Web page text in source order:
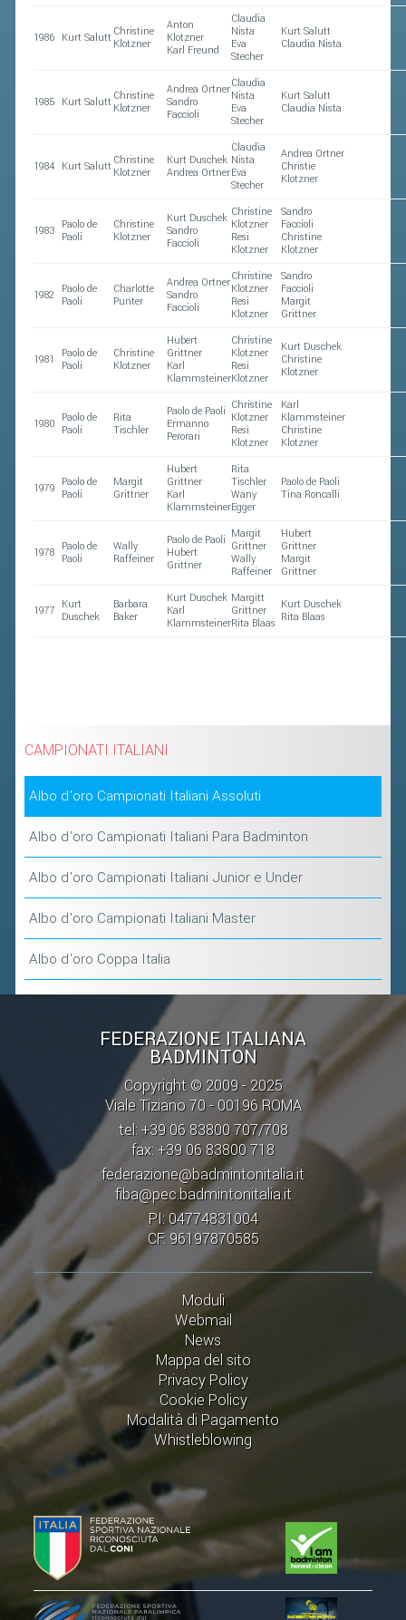
1986 Kurt Salutt Christine
Klotzner
Anton
Klotzner
Karl Freund
Claudia
Nista
Eva
Stecher
Kurt Salutt
Claudia Nista
1985 Kurt Salutt Christine
Klotzner
Andrea Ortner
Sandro
Faccioli
Claudia
Nista
Eva
Stecher
Kurt Salutt
Claudia Nista
1984 Kurt Salutt Christine
Klotzner
Kurt Duschek
Andrea Ortner
Claudia
Nista
Eva
Stecher
Andrea Ortner
Christie
Klotzner
1983 Paolo de
Paoli
Christine
Klotzner
Kurt Duschek
Sandro
Faccioli
Christine
Klotzner
Resi
Klotzner
Sandro
Faccioli
Christine
Klotzner
1982 Paolo de
Paoli
Charlotte
Punter
Andrea Ortner
Sandro
Faccioli
Christine
Klotzner
Resi
Klotzner
Sandro
Faccioli
Margit
Grittner
1981
Paolo de
Paoli
Christine
Klotzner
Hubert
Grittner
Karl
Klammsteiner
Christine
Klotzner
Resi
Klotzner
Kurt Duschek
Christine
Klotzner
1980 Paolo de
Paoli
Rita
Tischler
Paolo de Paoli
Ermanno
Perorari
Christine
Klotzner
Resi
Klotzner
Karl
Klammsteiner
Christine
Klotzner
1979 Paolo de
Paoli
Margit
Grittner
Hubert
Grittner
Karl
Klammsteiner
Rita
Tischler
Wany
Egger
Paolo de Paoli
Tina Roncalli
1978 Paolo de
Paoli
Wally
Raffeiner
Paolo de Paoli
Hubert
Grittner
Margit
Grittner
Wally
Raffeiner
Hubert
Grittner
Margit
Grittner
1977 Kurt
Duschek
Barbara
Baker
Kurt Duschek
Karl
Klammsteiner
Margitt
Grittner
Rita Blaas
Kurt Duschek
Rita Blaas
CAMPIONATI ITALIANI
Albo d'oro Campionati Italiani Assoluti
Albo d'oro Campionati Italiani Para Badminton
Albo d'oro Campionati Italiani Junior e Under
Albo d'oro Campionati Italiani Master
Albo d'oro Coppa Italia
FEDERAZIONE ITALIANA
BADMINTON
Copyright © 2009 - 2025
Viale Tiziano 70 - 00196 ROMA
tel: +39 06 83800 707/708
fax: +39 06 83800 718
federazione@badmintonitalia.it
fiba@pec.badmintonitalia.it
PI: 04774831004
CF: 96197870585
Moduli
Webmail
News
Mappa del sito
Privacy Policy
Cookie Policy
Modalità di Pagamento
Whistleblowing